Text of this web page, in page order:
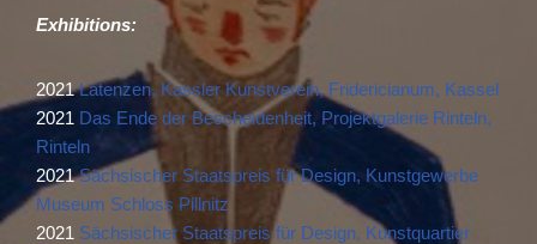
Exhibitions:
2021Latenzen, Kassler Kunstverein, Fridericianum, Kassel
2021 Das Ende der Bescheidenheit, Projektgalerie Rinteln,
Rinteln
2021Sächsischer Staatspreis für Design, Kunstgewerbe
Museum Schloss Pillnitz
2021 Sächsischer Staatspreis für Design, Kunstquartier